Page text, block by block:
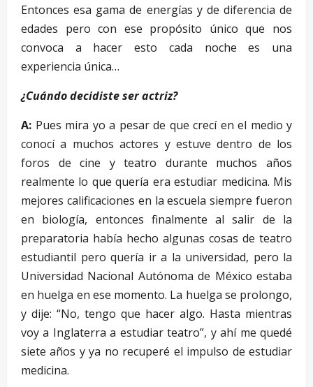
Entonces esa gama de energías y de diferencia de
edades pero con ese propósito único que nos
convoca a hacer esto cada noche es una
experiencia única…
¿Cuándo decidiste ser actriz?
A: Pues mira yo a pesar de que crecí en el medio y
conocí a muchos actores y estuve dentro de los
foros de cine y teatro durante muchos años
realmente lo que quería era estudiar medicina. Mis
mejores calificaciones en la escuela siempre fueron
en biología, entonces finalmente al salir de la
preparatoria había hecho algunas cosas de teatro
estudiantil pero quería ir a la universidad, pero la
Universidad Nacional Autónoma de México estaba
en huelga en ese momento. La huelga se prolongo,
y dije: “No, tengo que hacer algo. Hasta mientras
voy a Inglaterra a estudiar teatro”, y ahí me quedé
siete años y ya no recuperé el impulso de estudiar
medicina.